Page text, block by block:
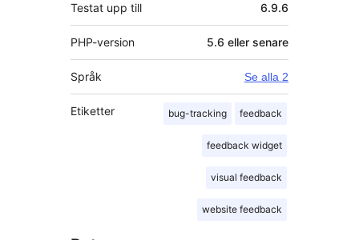
Testat upp till 6.9.6
PHP-version 5.6 eller senare
Språk Se alla 2
Etiketter bug-tracking feedback
feedback widget
visual feedback
website feedback